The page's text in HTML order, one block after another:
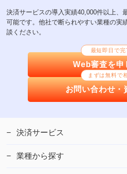
決済サービスの導入実績40,000件以上、
可能です。他社で断られやすい業種の実
談ください。
最短即日で完
Web審査を申
まずは無料で
お問い合わせ・
決済サービス
業種から探す